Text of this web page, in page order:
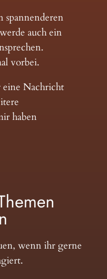
spannenderen
auch ein
vorbei.
Nachricht
haben
wenn ihr gerne